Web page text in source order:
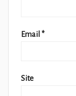
Email *
Site